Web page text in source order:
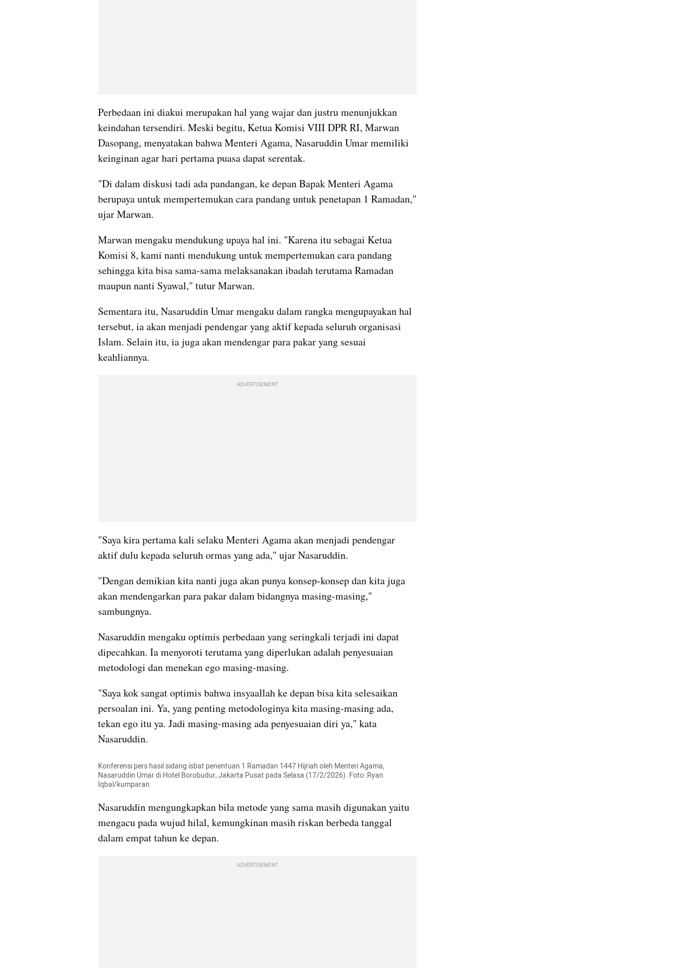
Perbedaan ini diakui merupakan hal yang wajar dan justru menunjukkan
keindahan tersendiri. Meski begitu, Ketua Komisi VIII DPR RI, Marwan
Dasopang, menyatakan bahwa Menteri Agama, Nasaruddin Umar memiliki
keinginan agar hari pertama puasa dapat serentak.
"Di dalam diskusi tadi ada pandangan, ke depan Bapak Menteri Agama
berupaya untuk mempertemukan cara pandang untuk penetapan 1 Ramadan,"
ujar Marwan.
Marwan mengaku mendukung upaya hal ini. "Karena itu sebagai Ketua
Komisi 8, kami nanti mendukung untuk mempertemukan cara pandang
sehingga kita bisa sama-sama melaksanakan ibadah terutama Ramadan
maupun nanti Syawal," tutur Marwan.
Sementara itu, Nasaruddin Umar mengaku dalam rangka mengupayakan hal
tersebut, ia akan menjadi pendengar yang aktif kepada seluruh organisasi
Islam. Selain itu, ia juga akan mendengar para pakar yang sesuai
keahliannya.
ADVERTISEMENT
"Saya kira pertama kali selaku Menteri Agama akan menjadi pendengar
aktif dulu kepada seluruh ormas yang ada," ujar Nasaruddin.
"Dengan demikian kita nanti juga akan punya konsep-konsep dan kita juga
akan mendengarkan para pakar dalam bidangnya masing-masing,"
sambungnya.
Nasaruddin mengaku optimis perbedaan yang seringkali terjadi ini dapat
dipecahkan. Ia menyoroti terutama yang diperlukan adalah penyesuaian
metodologi dan menekan ego masing-masing.
"Saya kok sangat optimis bahwa insyaallah ke depan bisa kita selesaikan
persoalan ini. Ya, yang penting metodologinya kita masing-masing ada,
tekan ego itu ya. Jadi masing-masing ada penyesuaian diri ya," kata
Nasaruddin.
Konferensi pers hasil sidang isbat penentuan 1 Ramadan 1447 Hijriah oleh Menteri Agama,
Nasaruddin Umar di Hotel Borobudur, Jakarta Pusat pada Selasa (17/2/2026). Foto: Ryan
Iqbal/kumparan
Nasaruddin mengungkapkan bila metode yang sama masih digunakan yaitu
mengacu pada wujud hilal, kemungkinan masih riskan berbeda tanggal
dalam empat tahun ke depan.
ADVERTISEMENT